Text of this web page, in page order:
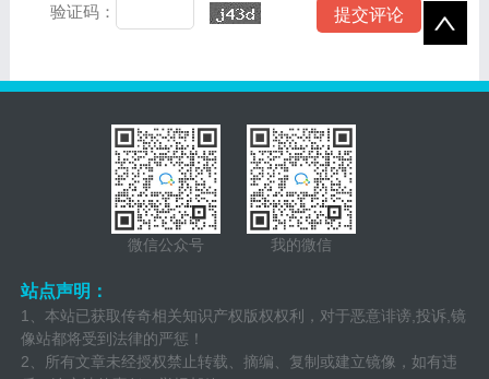
验证码：
微信公众号 我的微信
站点声明：
1、本站已获取传奇相关知识产权版权权利，对于恶意诽谤,投诉,镜
像站都将受到法律的严惩！
2、所有文章未经授权禁止转载、摘编、复制或建立镜像，如有违